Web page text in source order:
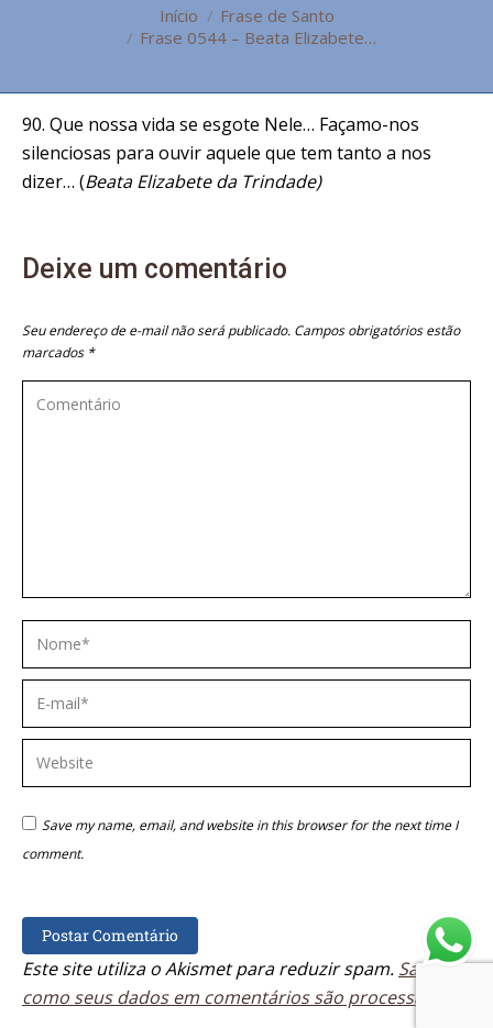
Início
Frase de Santo
Frase 0544 – Beata Elizabete…
90. Que nossa vida se esgote Nele… Façamo-nos
silenciosas para ouvir aquele que tem tanto a nos
dizer… (Beata Elizabete da Trindade)
Deixe um comentário
Seu endereço de e-mail não será publicado. Campos obrigatórios estão
marcados *
Comentário
Nome *
E-mail *
Website
Save my name, email, and website in this browser for the next time I
comment.
Postar Comentário
Este site utiliza o Akismet para reduzir spam. Saiba
como seus dados em comentários são processados